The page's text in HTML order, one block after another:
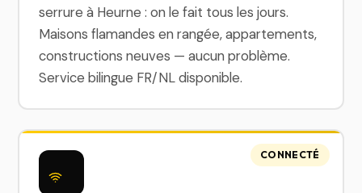
serrure à Heurne : on le fait tous les jours.
Maisons flamandes en rangée, appartements,
constructions neuves — aucun problème.
Service bilingue FR/NL disponible.
CONNECTÉ